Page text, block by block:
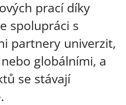
prací díky
spolupráci s
partnery univerzit,
globálními, a
se stávají